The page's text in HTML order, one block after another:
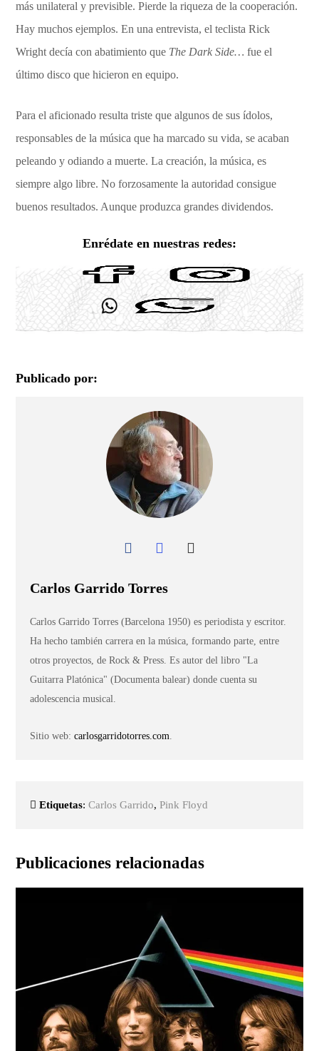
más unilateral y previsible. Pierde la riqueza de la cooperación.
Hay muchos ejemplos. En una entrevista, el teclista Rick
Wright decía con abatimiento que The Dark Side… fue el
último disco que hicieron en equipo.
Para el aficionado resulta triste que algunos de sus ídolos,
responsables de la música que ha marcado su vida, se acaban
peleando y odiando a muerte. La creación, la música, es
siempre algo libre. No forzosamente la autoridad consigue
buenos resultados. Aunque produzca grandes dividendos.
Enrédate en nuestras redes:
Publicado por:
Carlos Garrido Torres
Carlos Garrido Torres (Barcelona 1950) es periodista y escritor.
Ha hecho también carrera en la música, formando parte, entre
otros proyectos, de Rock & Press. Es autor del libro "La
Guitarra Platónica" (Documenta balear) donde cuenta su
adolescencia musical.
Sitio web:carlosgarridotorres.com.
Etiquetas:Carlos Garrido,Pink Floyd
Publicaciones relacionadas